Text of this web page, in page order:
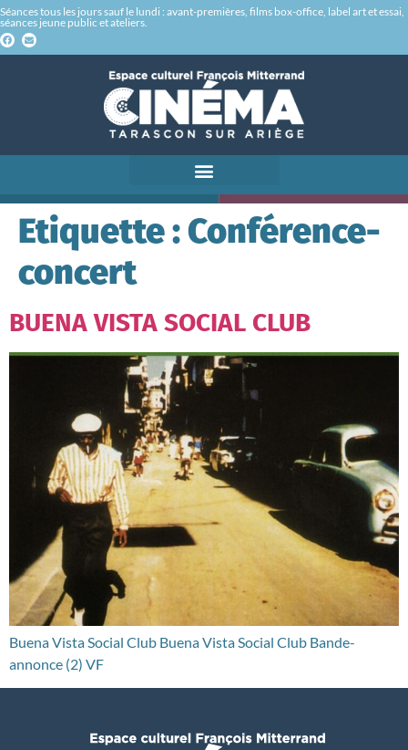
Séances tous les jours sauf le lundi : avant-premières, films box-office, label art et essai,
séances jeune public et ateliers.
Etiquette :Conférence-
concert
BUENA VISTA SOCIAL CLUB
Buena Vista Social Club Buena Vista Social Club Bande-
annonce (2) VF